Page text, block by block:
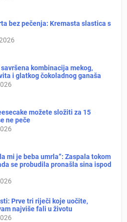
bez pečenja: Kremasta slastica s
kombinacija mekog,
i glatkog čokoladnog ganaša
možete složiti za 15
ne peče
mi je beba umrla”: Zaspala tokom
se probudila pronašla sina ispod
Prve tri riječi koje uočite,
najviše fali u životu